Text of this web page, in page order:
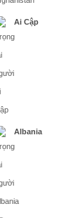
Ai Cập
Albania